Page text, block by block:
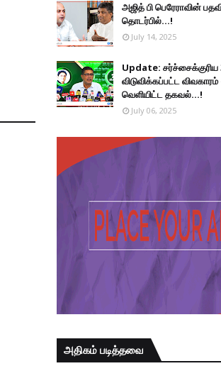
அஜித் பி பெரேராவின்
தொடர்பில்...!
July 14, 2025
Update:
விடுவிக்கப்பட்ட விவகாரம்
வெளியிட்ட தகவல்...!
July 06, 2025
அதிகம் படித்தவை